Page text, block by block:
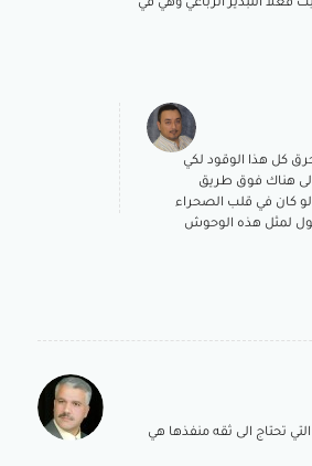
فعلا التبذير الرباعي وهي في
كل هذا الوقود لكي
هناك فوق طريق
لو كان في قلب الصحراء
لمثل هذه الوحوش
تحتاج الى ثقه منفذها هي